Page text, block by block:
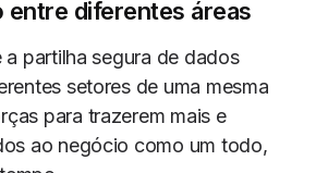
entre diferentes áreas
partilha segura de dados
setores de uma mesma
para trazerem mais e
ao negócio como um todo,